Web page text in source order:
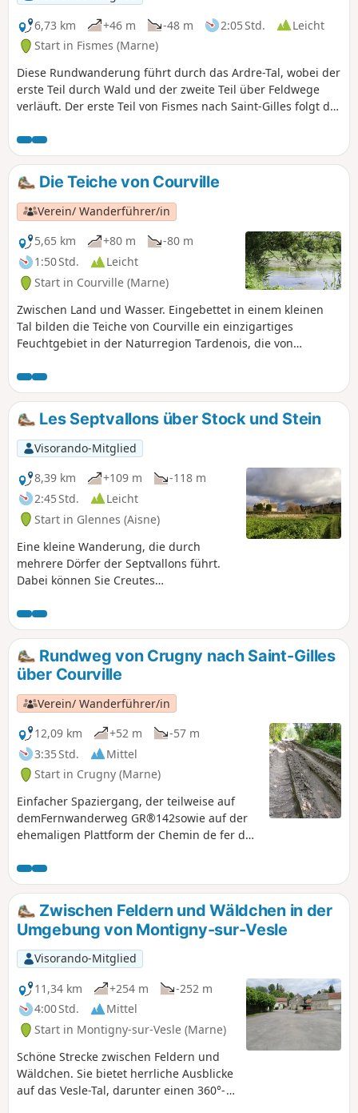
6,73 km
+46 m -48 m 2:05 Std.
Leicht
Start in Fismes (Marne)
Diese Rundwanderung führt durch das Ardre-Tal, wobei der
erste Teil durch Wald und der zweite Teil über Feldwege
verläuft. Der erste Teil von Fismes nach Saint-Gilles folgt der
einer Eisenbahnlinie, die zahlreiche Gemeinden bediente.
Der zweite Teil verläuft entlang der Straße von Fismes nach
Fère-en-Tardenois, von wo aus bei guten Bedingungen
zahlreiche Gleitschirmflieger starten.
Die Teiche von Courville
Verein/ Wanderführer/in
5,65 km
+80 m
-80 m
1:50 Std.
Leicht
Start in Courville (Marne)
Zwischen Land und Wasser. Eingebettet in einem kleinen
Tal bilden die Teiche von Courville ein einzigartiges
Feuchtgebiet in der Naturregion Tardenois, die von
Les Septvallons über Stock und Stein
Visorando-Mitglied
8,39 km
+109 m
-118 m
2:45 Std.
Leicht
Start in Glennes (Aisne)
Eine kleine Wanderung, die durch
mehrere Dörfer der Septvallons führt.
Dabei können Sie Creutes
Ersten Weltkriegs von Soldaten genutzt
wurden) und nicht weniger als vier
typische Kirchen oder Kapellen in
abwechslungsreicher Landschaft
entdecken.
Rundweg von Crugny nach Saint-Gilles
über Courville
Verein/ Wanderführer/in
12,09 km
+52 m
-57 m
3:35 Std.
Mittel
Start in Crugny (Marne)
Einfacher Spaziergang, der teilweise auf
demFernwanderweg GR®142sowie auf der
ehemaligen Plattform der Chemin de fer de
Zwischen Feldern und Wäldchen in der
Umgebung von Montigny-sur-Vesle
Visorando-Mitglied
11,34 km
+254 m
-252 m
4:00 Std.
Mittel
Start in Montigny-sur-Vesle (Marne)
Schöne Strecke zwischen Feldern und
Wäldchen. Sie bietet herrliche Ausblicke
auf das Vesle-Tal, darunter einen 360°-